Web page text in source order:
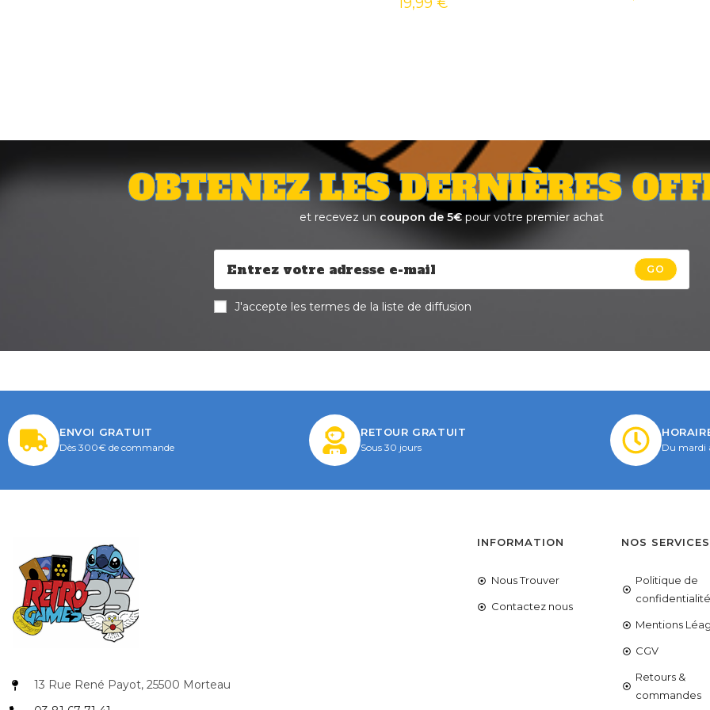
OBTENEZ LES DERNIÈRES
et recevez un coupon de 5€pour votre premier achat
GO
J'accepte les termes de la liste de diffusion
ENVOI GRATUIT
Dès 300€ de commande
RETOUR GRATUIT
Sous 30 jours Du mardi
13 Rue René Payot, 25500 Morteau
INFORMATION
Nous Trouver
Contactez nous
NOS SERVICES
Politique de
confidentialité
Mentions
CGV
Retours &
commandes